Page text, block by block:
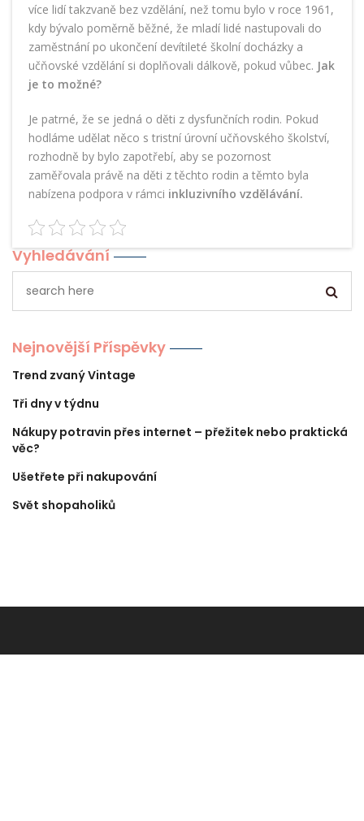
více lidí takzvaně bez vzdělání, než tomu bylo v roce 1961,
kdy bývalo poměrně běžné, že mladí lidé nastupovali do
zaměstnání po ukončení devítileté školní docházky a
učňovské vzdělání si doplňovali dálkově, pokud vůbec. Jak
je to možné?
Je patrné, že se jedná o děti z dysfunčních rodin. Pokud
hodláme udělat něco s tristní úrovní učňovského školství,
rozhodně by bylo zapotřebí, aby se pozornost
zaměřovala právě na děti z těchto rodin a těmto byla
nabízena podpora v rámci inkluzivního vzdělávání.
Vyhledávání
Nejnovější Příspěvky
Trend zvaný Vintage
Tři dny v týdnu
Nákupy potravin přes internet – přežitek nebo praktická
věc?
Ušetřete při nakupování
Svět shopaholiků